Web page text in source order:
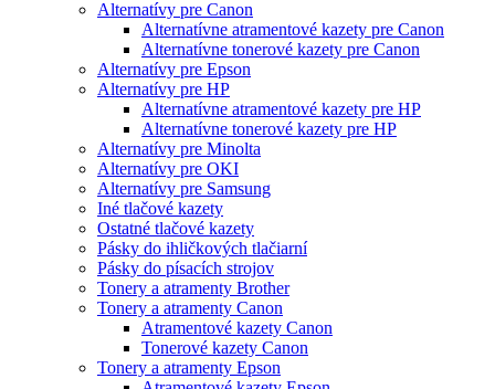
Alternatívy pre Canon
Alternatívne atramentové kazety pre Canon
Alternatívne tonerové kazety pre Canon
Alternatívy pre Epson
Alternatívy pre HP
Alternatívne atramentové kazety pre HP
Alternatívne tonerové kazety pre HP
Alternatívy pre Minolta
Alternatívy pre OKI
Alternatívy pre Samsung
Iné tlačové kazety
Ostatné tlačové kazety
Pásky do ihličkových tlačiarní
Pásky do písacích strojov
Tonery a atramenty Brother
Tonery a atramenty Canon
Atramentové kazety Canon
Tonerové kazety Canon
Tonery a atramenty Epson